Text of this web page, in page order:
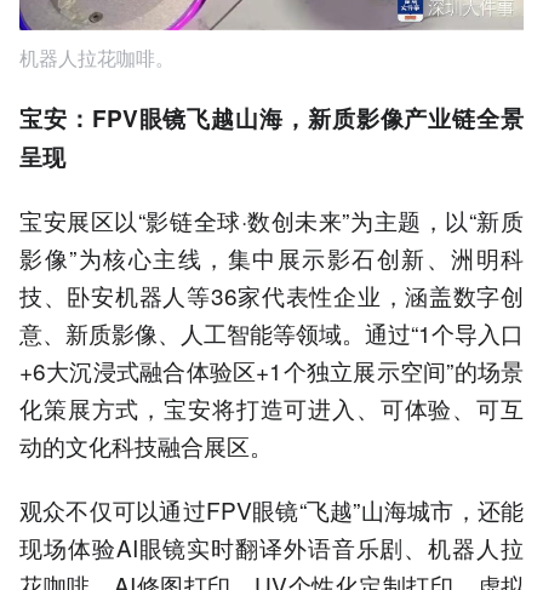
机器人拉花咖啡。
宝安：FPV眼镜飞越山海，新质影像产业链全景
呈现
宝安展区以“影链全球·数创未来”为主题，以“新质
影像”为核心主线，集中展示影石创新、洲明科
技、卧安机器人等36家代表性企业，涵盖数字创
意、新质影像、人工智能等领域。通过“1个导入口
+6大沉浸式融合体验区+1个独立展示空间”的场景
化策展方式，宝安将打造可进入、可体验、可互
动的文化科技融合展区。
观众不仅可以通过FPV眼镜“飞越”山海城市，还能
现场体验AI眼镜实时翻译外语音乐剧、机器人拉